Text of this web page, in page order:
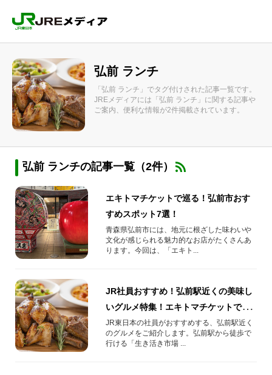
弘前 ランチ
「弘前 ランチ」でタグ付けされた記事一覧です。
JREメディアには「弘前 ランチ」に関する記事や
ご案内、便利な情報が2件掲載されています。
弘前 ランチの記事一覧（2件）
エキトマチケットで巡る！弘前市おす
すめスポット7選！
青森県弘前市には、地元に根ざした味わいや
文化が感じられる魅力的なお店がたくさんあ
ります。今回は、「エキト...
JR社員おすすめ！弘前駅近くの美味し
いグルメ特集！エキトマチケットでさ
らにお得！
JR東日本の社員がおすすめする、弘前駅近く
のグルメをご紹介します。弘前駅から徒歩で
行ける「生き活き市場 ...